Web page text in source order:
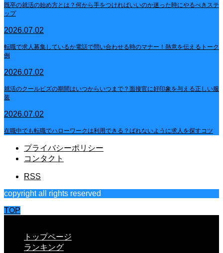
既卒の就活の始め方とは？何から手をつければいいのか迷った時にやるべきステ
ップ
2026.07.02
転職で求人募集しているか電話で問い合わせる時のマナー！熱意を伝えるトーク
例
2026.07.02
就活のクールビズの期間はいつからいつまで？面接官に好印象を与える正しい服
装
2026.07.02
在職中でも転職でハローワークは利用できる？ばれないように求人を探すコツ
プライバシーポリシー
コンタクト
RSS
copyright all rights reserved
TOP
トップページ
ランキング